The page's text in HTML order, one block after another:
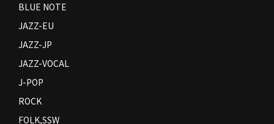
BLUE NOTE
JAZZ-EU
JAZZ-JP
JAZZ-VOCAL
J-POP
ROCK
FOLK,SSW